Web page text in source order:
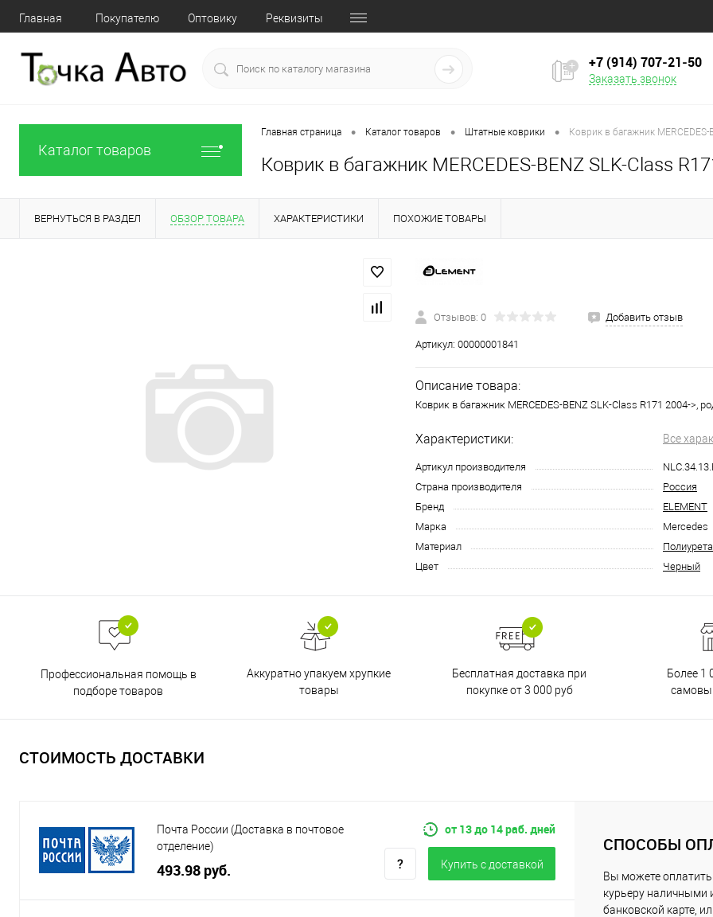
Главная Покупателю Оптовику Реквизиты
+7 (914) 707‒21‒50
Заказать звонок
Каталог товаров
Главная страница • Каталог товаров • Штатные коврики • Коврик в багажник
Коврик в багажник MERCEDES-BENZ SLK-Class
ВЕРНУТЬСЯ В РАЗДЕЛ ОБЗОР ТОВАРА ХАРАКТЕРИСТИКИ ПОХОЖИЕ ТОВАРЫ
Отзывов: 0 Добавить отзыв
Артикул: 00000001841
Описание товара:
Коврик в багажник MERCEDES-BENZ SLK-Class R171 2004->,
Характеристики: Все
Артикул производителя
Страна производителя
Россия
Бренд
ELEMENT
Марка
Mercedes
Материал
Цвет
Черный
Профессиональная помощь в
подборе товаров
Аккуратно упакуем хрупкие
товары
Бесплатная доставка при
покупке от 3 000 руб
Более 1
СТОИМОСТЬ ДОСТАВКИ
Почта России (Доставка в почтовое
отделение)
493.98 руб.
от 13 до 14 раб. дней
Купить c доставкой
СПОСОБЫ
Вы можете оплатить
курьеру наличными
банковской карте,